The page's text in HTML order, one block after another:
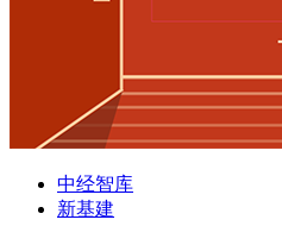
中经智库
新基建